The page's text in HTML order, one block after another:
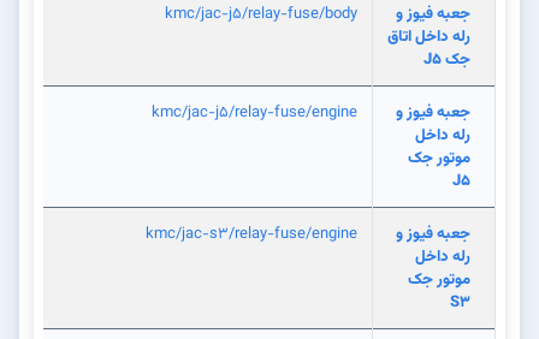
جعبه فيوز و
رله داخل اتاق
جک J5
kmc/jac-j5/relay-fuse/body
جعبه فيوز و
رله داخل
موتور جک
J5
kmc/jac-j5/relay-fuse/engine
جعبه فيوز و
رله داخل
موتور جک
S3
kmc/jac-s3/relay-fuse/engine